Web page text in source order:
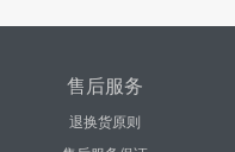
售后服务
退换货原则